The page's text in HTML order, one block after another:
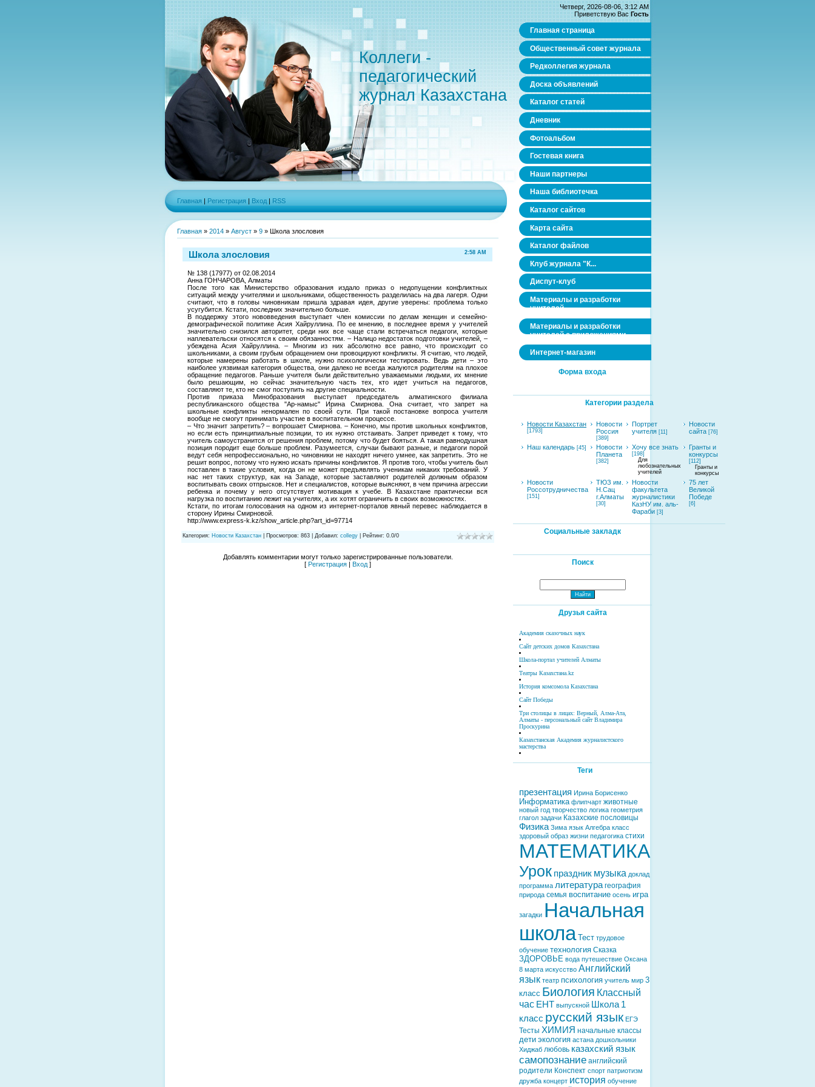
Коллеги -
педагогический
журнал Казахстана
Главная | Регистрация | Вход | RSS
Главная » 2014 » Август » 9 » Школа злословия
2:58 AM
Школа злословия
№ 138 (17977) от 02.08.2014
Анна ГОНЧАРОВА, Алматы
После того как Министерство образования издало приказ о недопущении конфликтных
ситуаций между учителями и школьниками, общественность разделилась на два лагеря. Одни
считают, что в головы чиновникам пришла здравая идея, другие уверены: проблема только
усугубится. Кстати, последних значительно больше.
В поддержку этого нововведения выступает член комиссии по делам женщин и семейно-
демографической политике Асия Хайруллина. По ее мнению, в последнее время у учителей
значительно снизился авторитет, среди них все чаще стали встречаться педагоги, которые
наплевательски относятся к своим обязанностям. – Налицо недостаток подготовки учителей, –
убеждена Асия Хайруллина. – Многим из них абсолютно все равно, что происходит со
школьниками, а своим грубым обращением они провоцируют конфликты. Я считаю, что людей,
которые намерены работать в школе, нужно психологически тестировать. Ведь дети – это
наиболее уязвимая категория общества, они далеко не всегда жалуются родителям на плохое
обращение педагогов. Раньше учителя были действительно уважаемыми людьми, их мнение
было решающим, но сейчас значительную часть тех, кто идет учиться на педагогов,
составляют те, кто не смог поступить на другие специальности.
Против приказа Минобразования выступает председатель алматинского филиала
республиканского общества "Ар-намыс" Ирина Смирнова. Она считает, что запрет на
школьные конфликты ненормален по своей сути. При такой постановке вопроса учителя
вообще не смогут принимать участие в воспитательном процессе.
– Что значит запретить? – вопрошает Смирнова. – Конечно, мы против школьных конфликтов,
но если есть принципиальные позиции, то их нужно отстаивать. Запрет приведет к тому, что
учитель самоустранится от решения проблем, потому что будет бояться. А такая равнодушная
позиция породит еще больше проблем. Разумеется, случаи бывают разные, и педагоги порой
ведут себя непрофессионально, но чиновники не находят ничего умнее, как запретить. Это не
решит вопрос, потому что нужно искать причины конфликтов. Я против того, чтобы учитель был
поставлен в такие условия, когда он не может предъявлять ученикам никаких требований. У
нас нет таких структур, как на Западе, которые заставляют родителей должным образом
воспитывать своих отпрысков. Нет и специалистов, которые выясняют, в чем причина агрессии
ребенка и почему у него отсутствует мотивация к учебе. В Казахстане практически вся
нагрузка по воспитанию лежит на учителях, а их хотят ограничить в своих возможностях.
Кстати, по итогам голосования на одном из интернет-порталов явный перевес наблюдается в
сторону Ирины Смирновой.
http://www.express-k.kz/show_article.php?art_id=97714
Категория: Новости Казахстан Просмотров: 863 Добавил: collegy Рейтинг: 0.0/0
Добавлять комментарии могут только зарегистрированные пользователи.
[ Регистрация | Вход ]
Четверг, 2026-08-06, 3:12 AM
Приветствую Вас Гость
Главная страница
Общественный совет журнала
Редколлегия журнала
Доска объявлений
Каталог статей
Дневник
Фотоальбом
Гостевая книга
Наши партнеры
Наша библиотечка
Каталог сайтов
Карта сайта
Каталог файлов
Клуб журнала "К...
Диспут-клуб
Материалы и разработки
учителей
Материалы и разработки
учителей с приложениями
Интернет-магазин
Форма входа
Категории раздела
Новости Казахстан
[1793]
Новости
Россия
[389]
Портрет
учителя [11]
Новости
сайта [76]
Наш календарь [45]
Новости
Планета
[382]
Хочу все знать
[198]
Для
любознательных
учителей
Гранты и
конкурсы
[112]
Гранты и
конкурсы
Новости
Россотрудничества
[151]
ТЮЗ им.
Н.Сац
г.Алматы
[30]
Новости
факультета
журналистики
КазНУ им. аль-
Фараби [3]
75 лет
Великой
Победе
[6]
Социальные закладк
Поиск
Друзья сайта
Академия сказочных наук
Сайт детских домов Казахстана
Школа-портал учителей Алматы
Театры Казахстана.kz
История комсомола Казахстана
Сайт Победы
Три столицы в лицах: Верный, Алма-Ата,
Алматы - персональный сайт Владимира
Проскурина
Казахстанская Академия журналистского
мастерства
Теги
презентация Ирина Борисенко
Информатика флипчарт животные
новый год творчество логика геометрия
глагол задачи Казахские пословицы
Физика Зима язык Алгебра класс
здоровый образ жизни педагогика стихи
МАТЕМАТИКА
Урок праздник музыка доклад
программа литература география
природа семья воспитание осень игра
загадки Начальная
школа Тест трудовое
обучение технология Сказка
ЗДОРОВЬЕ вода путешествие Оксана
8 марта искусство Английский
язык театр психология учитель мир 3
класс Биология Классный
час ЕНТ выпускной Школа 1
класс русский язык ЕГЭ
Тесты ХИМИЯ начальные классы
дети экология астана дошкольники
Хиджаб любовь казахский язык
самопознание английский
родители Конспект спорт патриотизм
дружба концерт история обучение